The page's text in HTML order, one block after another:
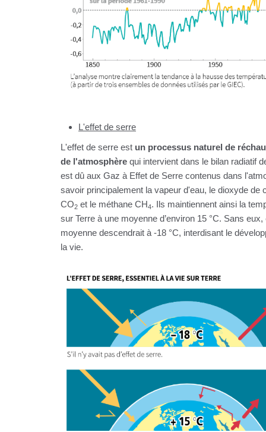
L'effet de serre
L'effet de serre est un processus naturel de
de l'atmosphère qui intervient dans le bilan radiatif
est dû aux Gaz à Effet de Serre contenus dans
savoir principalement la vapeur d'eau, le dioxyde de
CO2 et le méthane CH4. Ils maintiennent ainsi la
sur Terre à une moyenne d’environ 15 °C. Sans eux,
moyenne descendrait à -18 °C, interdisant le
la vie.